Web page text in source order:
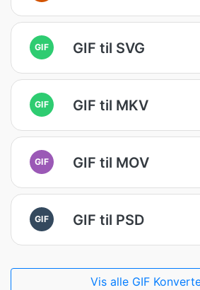
GIF GIF til SVG
GIF GIF til MKV
GIF GIF til MOV
GIF GIF til PSD
Vis alle GIF